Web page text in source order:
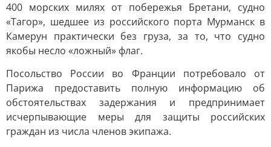
400 морских милях от побережья Бретани, судно
«Тагор», шедшее из российского порта Мурманск в
Камерун практически без груза, за то, что судно
якобы несло «ложный» флаг.
Посольство России во Франции потребовало от
Парижа предоставить полную информацию об
обстоятельствах задержания и предпринимает
исчерпывающие меры для защиты российских
граждан из числа членов экипажа.